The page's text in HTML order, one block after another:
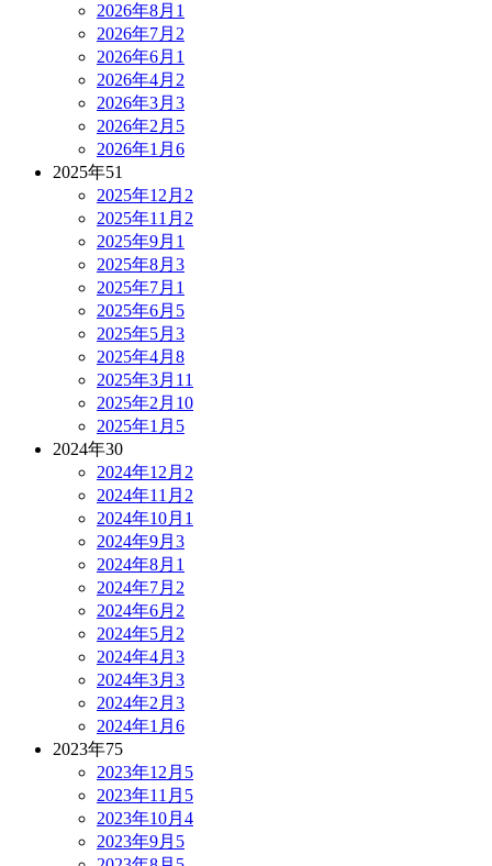
2026年8月 1
2026年7月 2
2026年6月 1
2026年4月 2
2026年3月 3
2026年2月 5
2026年1月 6
2025年51
2025年12月 2
2025年11月 2
2025年9月 1
2025年8月 3
2025年7月 1
2025年6月 5
2025年5月 3
2025年4月 8
2025年3月 11
2025年2月 10
2025年1月 5
2024年30
2024年12月 2
2024年11月 2
2024年10月 1
2024年9月 3
2024年8月 1
2024年7月 2
2024年6月 2
2024年5月 2
2024年4月 3
2024年3月 3
2024年2月 3
2024年1月 6
2023年75
2023年12月 5
2023年11月 5
2023年10月 4
2023年9月 5